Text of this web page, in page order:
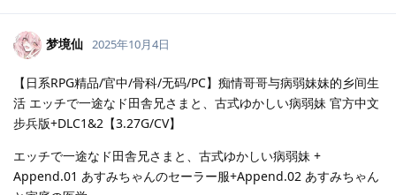
梦境仙 2025年10月4日
【日系RPG精品/官中/骨科/无码/PC】痴情哥哥与病弱妹妹的乡间生
活 エッチで一途なド田舎兄さまと、古式ゆかしい病弱妹 官方中文
步兵版+DLC1&2【3.27G/CV】
エッチで一途なド田舎兄さまと、古式ゆかしい病弱妹 +
Append.01 あすみちゃんのセーラー服+Append.02 あすみちゃん